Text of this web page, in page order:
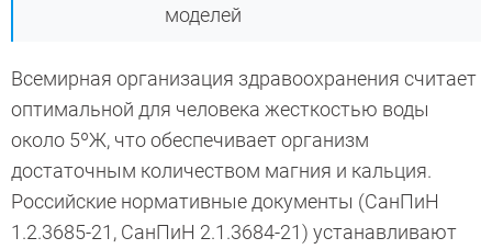
моделей
Всемирная организация здравоохранения считает
оптимальной для человека жесткостью воды
около 5ºЖ, что обеспечивает организм
достаточным количеством магния и кальция.
Российские нормативные документы (СанПиН
1.2.3685-21, СанПиН 2.1.3684-21) устанавливают